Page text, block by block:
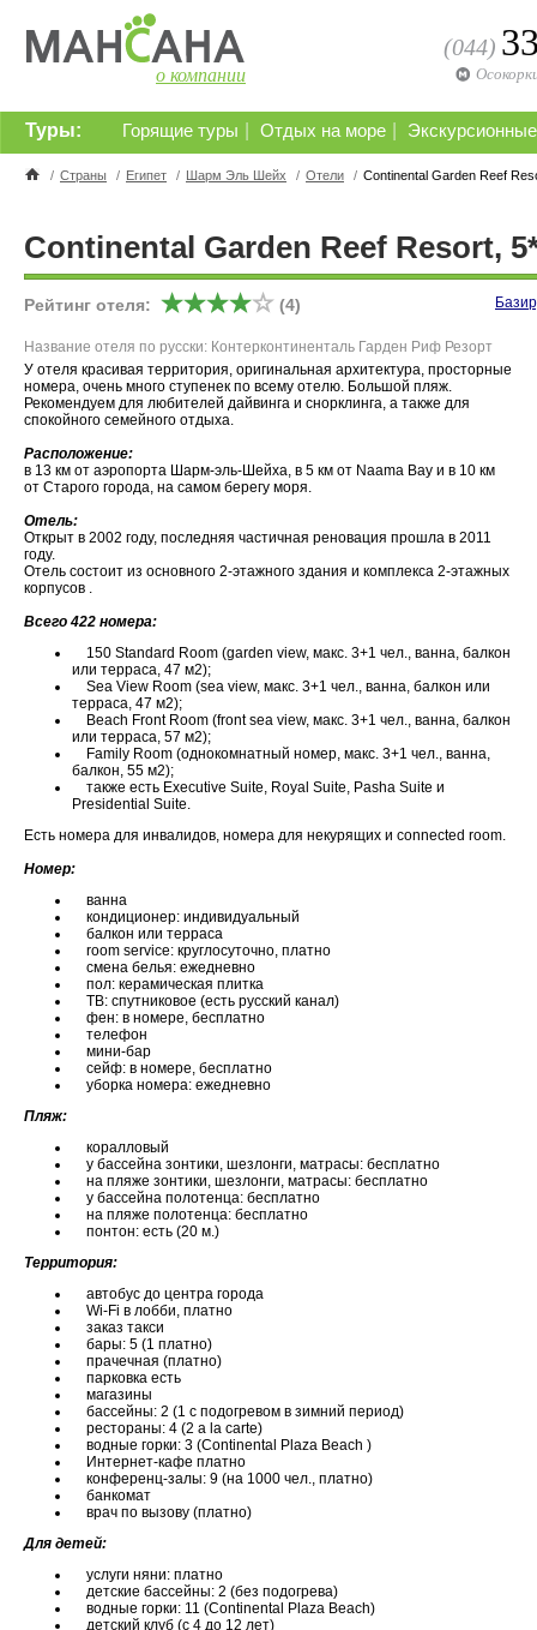
о компании
(044)
Горящие туры Отдых на море
Туры:
/ Страны / Египет / Шарм Эль Шейх / Отели / Continental Garden Reef
Continental Garden Reef Resort,
Рейтинг отеля: (4)
Название отеля по русски: Контерконтиненталь Гарден Риф Резорт
У отеля красивая территория, оригинальная архитектура, просторные
номера, очень много ступенек по всему отелю. Большой пляж.
Рекомендуем для любителей дайвинга и снорклинга, а также для
спокойного семейного отдыха.
Расположение:
в 13 км от аэропорта Шарм-эль-Шейха, в 5 км от Naama Bay и в 10 км
от Старого города, на самом берегу моря.
Отель:
Открыт в 2002 году, последняя частичная реновация прошла в 2011
году.
Отель состоит из основного 2-этажного здания и комплекса 2-этажных
корпусов .
Всего 422 номера:
150 Standard Room (garden view, макс. 3+1 чел., ванна, балкон
или терраса, 47 м2);
Sea View Room (sea view, макс. 3+1 чел., ванна, балкон или
терраса, 47 м2);
Beach Front Room (front sea view, макс. 3+1 чел., ванна, балкон
или терраса, 57 м2);
Family Room (однокомнатный номер, макс. 3+1 чел., ванна,
балкон, 55 м2);
также есть Executive Suite, Royal Suite, Pasha Suite и
Presidential Suite.
Есть номера для инвалидов, номера для некурящих и connected room.
Номер:
ванна
кондиционер: индивидуальный
балкон или терраса
room service: круглосуточно, платно
смена белья: ежедневно
пол: керамическая плитка
ТВ: спутниковое (есть русский канал)
фен: в номере, бесплатно
телефон
мини-бар
сейф: в номере, бесплатно
уборка номера: ежедневно
Пляж:
коралловый
у бассейна зонтики, шезлонги, матрасы: бесплатно
на пляже зонтики, шезлонги, матрасы: бесплатно
у бассейна полотенца: бесплатно
на пляже полотенца: бесплатно
понтон: есть (20 м.)
Территория:
автобус до центра города
Wi-Fi в лобби, платно
заказ такси
бары: 5 (1 платно)
прачечная (платно)
парковка есть
магазины
бассейны: 2 (1 с подогревом в зимний период)
рестораны: 4 (2 a la carte)
водные горки: 3 (Continental Plaza Beach )
Интернет-кафе платно
конференц-залы: 9 (на 1000 чел., платно)
банкомат
врач по вызову (платно)
Для детей:
услуги няни: платно
детские бассейны: 2 (без подогрева)
водные горки: 11 (Continental Plaza Beach)
детский клуб (с 4 до 12 лет)